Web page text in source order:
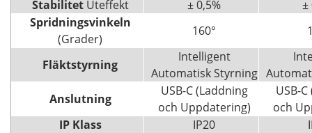
StabilitetUteffekt ± 0,5%
±
Spridningsvinkeln
(Grader)
160°
Fläktstyrning
Intelligent
Automatisk Styrning
Anslutning
USB-C (Laddning
och Uppdatering)
USB-
och
IP Klass
IP20